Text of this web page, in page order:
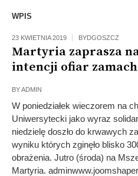
WPIS
23 KWIETNIA 2019 BYDGOSZCZ
Martyria zaprasza
intencji ofiar
BYADMIN
W poniedziałek wieczorem na
Uniwersytecki jako wyraz
niedzielę doszło do krwawych
wyniku których zginęło blisko
obrażenia. Jutro (środa) na
Martyria.